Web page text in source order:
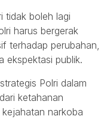
tidak boleh lagi
harus bergerak
terhadap perubahan,
ekspektasi publik.
Polri dalam
ketahanan
narkoba